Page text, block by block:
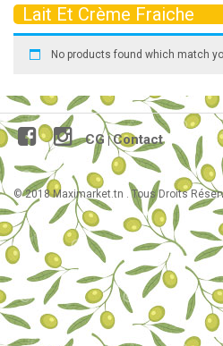
Lait Et Crème Fraiche
No products found which match
CG |Contact
© 2018 Maximarket.tn . Tous Droits